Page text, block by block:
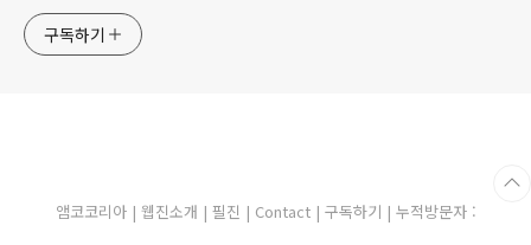
구독하기
앰코코리아| 웹진소개 | 필진 | Contact | 구독하기 | 누적방문자 :